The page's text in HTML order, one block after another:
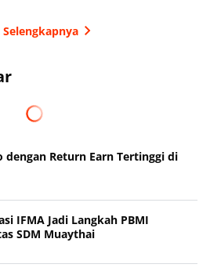
dengan Return Earn Tertinggi di
IFMA Jadi Langkah PBMI
SDM Muaythai